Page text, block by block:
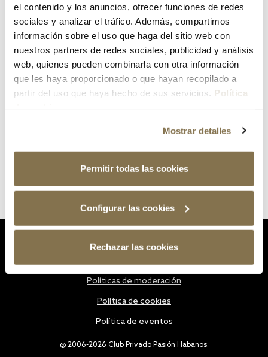
el contenido y los anuncios, ofrecer funciones de redes
sociales y analizar el tráfico. Además, compartimos
información sobre el uso que haga del sitio web con
nuestros partners de redes sociales, publicidad y análisis
web, quienes pueden combinarla con otra información
que les haya proporcionado o que hayan recopilado a
partir del uso que haya hecho de sus servicios. Política
Mostrar detalles
Permitir todas las cookies
Configurar las cookies
Rechazar las cookies
¿Has olvidado tu contraseña?
@ 2006-2026 Club Privado Pasión Habanos.
Políticas de moderación
Política de cookies
Política de eventos